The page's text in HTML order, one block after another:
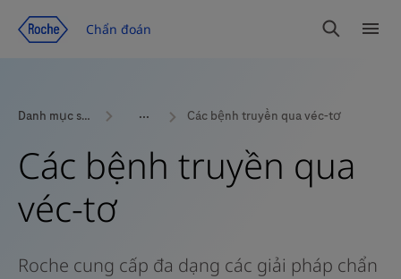
Chẩn đoán
Tìm
Danh mục sản phẩm Các bệnh truyền qua véc-tơ
Các bệnh truyền qua
véc-tơ
Roche cung cấp đa dạng các giải pháp chẩn